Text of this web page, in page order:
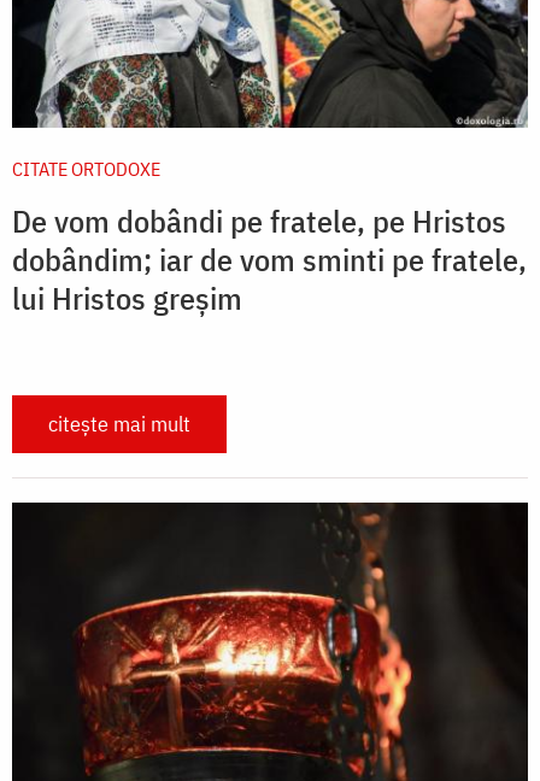
CITATE ORTODOXE
De vom dobândi pe fratele, pe Hristos
dobândim; iar de vom sminti pe fratele,
lui Hristos greșim
citește mai mult